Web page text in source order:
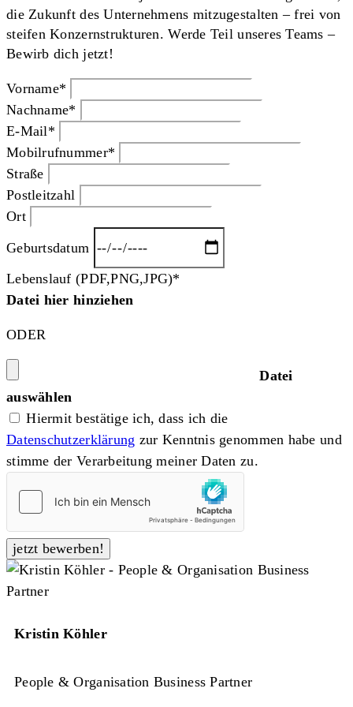
die Zukunft des Unternehmens mitzugestalten – frei von
steifen Konzernstrukturen. Werde Teil unseres Teams –
Bewirb dich jetzt!
Vorname*
Nachname*
E-Mail*
Mobilrufnummer*
Straße
Postleitzahl
Ort
Geburtsdatum
Lebenslauf (PDF,PNG,JPG)*
Datei hier hinziehen
ODER
Datei
auswählen
Hiermit bestätige ich, dass ich die
Datenschutzerklärung zur Kenntnis genommen habe und
stimme der Verarbeitung meiner Daten zu.
Kristin Köhler
People & Organisation Business Partner